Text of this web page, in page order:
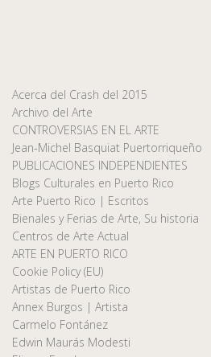
Acerca del Crash del 2015
Archivo del Arte
CONTROVERSIAS EN EL ARTE
Jean-Michel Basquiat Puertorriqueño
PUBLICACIONES INDEPENDIENTES
Blogs Culturales en Puerto Rico
Arte Puerto Rico | Escritos
Bienales y Ferias de Arte, Su historia
Centros de Arte Actual
ARTE EN PUERTO RICO
Cookie Policy (EU)
Artistas de Puerto Rico
Annex Burgos | Artista
Carmelo Fontánez
Edwin Maurás Modesti